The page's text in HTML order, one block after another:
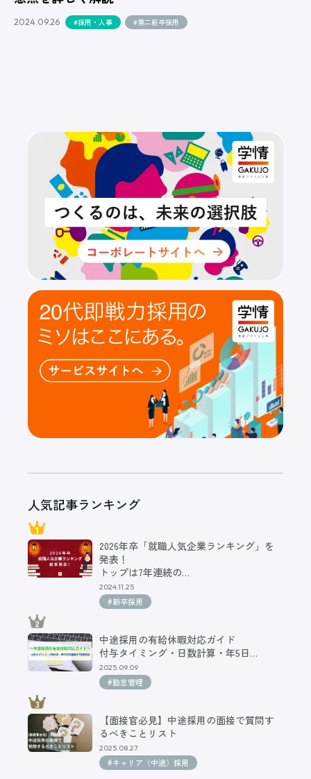
2024.09.26 #採用・人事 #第二新卒採用
人気記事ランキング
2026年卒「就職人気企業ランキング」を
発表！
トップは7年連続の…
2024.11.25
#新卒採用
中途採用の有給休暇対応ガイド
付与タイミング・日数計算・年5日…
2025.09.09
#勤怠管理
【面接官必見】中途採用の面接で質問す
るべきことリスト
2025.08.27
#キャリア（中途）採用